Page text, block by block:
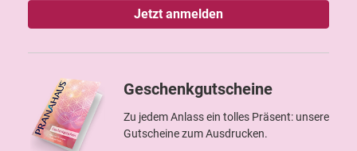
Jetzt anmelden
Geschenkgutscheine
Zu jedem Anlass ein tolles Präsent: unsere
Gutscheine zum Ausdrucken.